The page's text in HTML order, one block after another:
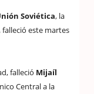
Soviética, la
falleció este martes
falleció Mijaíl
Central a la